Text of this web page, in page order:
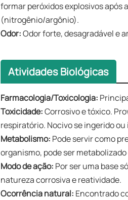
formar peróxidos explosivos
(nitrogênio/argônio).
Odor:Odor forte, desagradável e
Atividades Biológicas
Farmacologia/Toxicologia:
Toxicidade:Corrosivo e tóxico.
respiratório. Nocivo se ingerido
Metabolismo: Pode servir como
organismo, pode ser
Modo de ação:​​ Por ser uma base
natureza corrosiva e reatividade.
Ocorrência natural: Encontrado